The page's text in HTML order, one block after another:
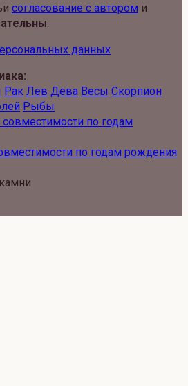
согласование с автором и
.
данных
Рак Лев Дева Весы Скорпион
Рыбы
по годам рождения